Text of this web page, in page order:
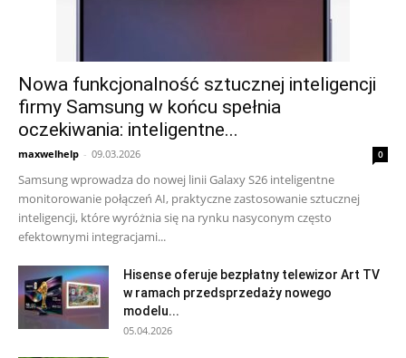
Nowa funkcjonalność sztucznej inteligencji
firmy Samsung w końcu spełnia
oczekiwania: inteligentne...
maxwelhelp - 09.03.2026 0
Samsung wprowadza do nowej linii Galaxy S26 inteligentne
monitorowanie połączeń AI, praktyczne zastosowanie sztucznej
inteligencji, które wyróżnia się na rynku nasyconym często
efektownymi integracjami...
Hisense oferuje bezpłatny telewizor Art TV
w ramach przedsprzedaży nowego
modelu...
05.04.2026